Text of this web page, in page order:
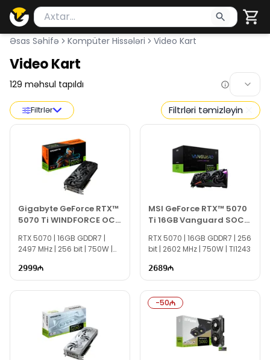
Məhsul axtar
Axtarış üçün ən azı 2 simvol yazın. Göndərmək
Əsas Səhifə Kompüter Hissələri Video Kart
Video Kart
129 məhsul tapıldı
Filtrlər Filtrləri təmizləyin
Gigabyte GeForce RTX™
5070 Ti WINDFORCE OC
RTX 5070 | 16GB GDDR7 |
2497 MHz | 256 bit | 750W |
2999
MSI GeForce RTX™ 5070
Ti 16GB Vanguard SOC
RTX 5070 | 16GB GDDR7 | 256
bit | 2602 MHz | 750W | TI1243
2689
-50